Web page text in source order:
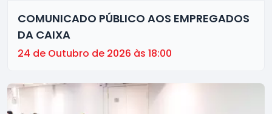
COMUNICADO PÚBLICO AOS EMPREGADOS
DA CAIXA
24 de Outubro de 2026 às 18:00